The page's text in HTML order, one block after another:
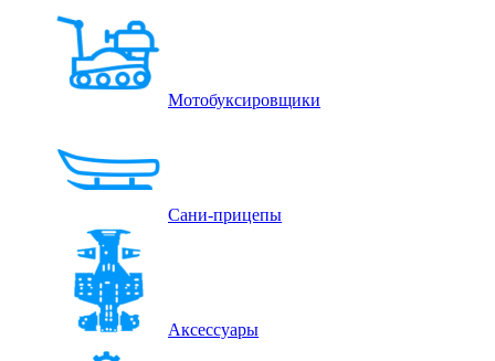
Мотобуксировщики
Сани-прицепы
Аксессуары